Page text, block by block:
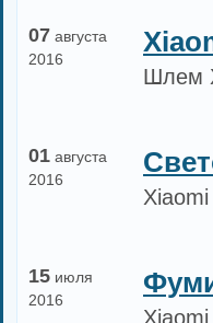
07 августа
2016
Шлем
01 августа
2016
15 июля
2016